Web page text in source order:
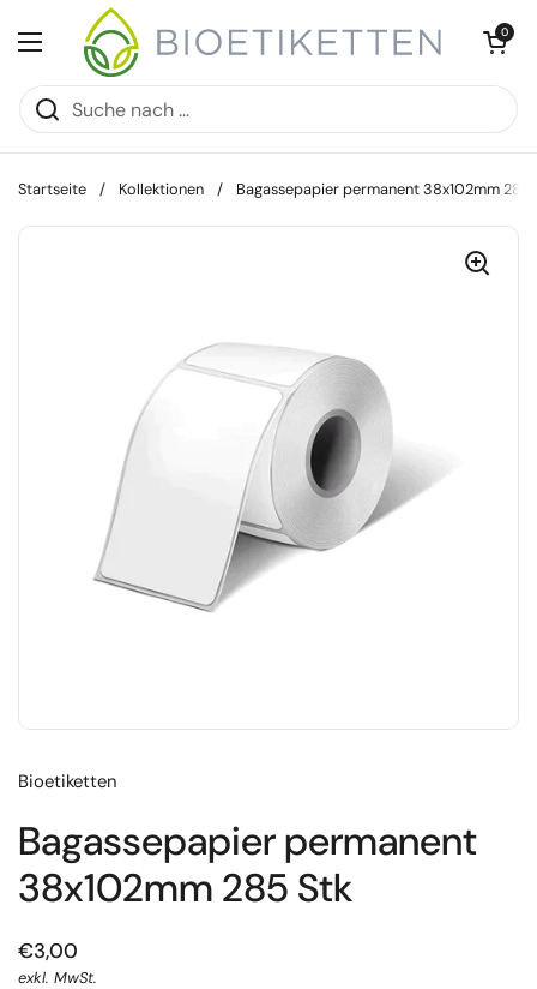
Zum Inhalt springen
Menü öffnen
Warenkorb
0
Startseite / Kollektionen / Bagassepapier permanent 38x102mm 285
Bioetiketten
Bagassepapier permanent
38x102mm 285 Stk
€3,00
exkl. MwSt.